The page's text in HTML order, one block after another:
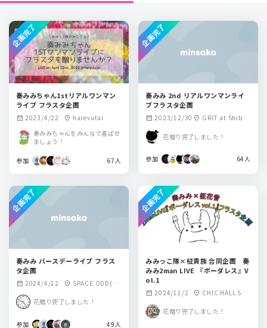
奏みみちゃん1stリアルワンマン
ライブ フラスタ企画
calendar_month 2023/4/22 location_on harevutai
奏みみちゃんをみんなで喜ばせ
ましょう！
参加 67人
企画完了
奏みみ 2nd リアルワンマンライ
ブフラスタ企画
calendar_month 2023/12/30 location_on GRIT at Shibuy
花贈り完了しました！
参加 64人
企画完了
奏みみ バースデーライブ フラス
タ企画
calendar_month 2024/4/12 location_on SPACE ODD(ス
花贈り完了しました！
参加 49人
企画完了
みみっこ隊×柾貴族 合同企画 奏
みみ2man LIVE 『ボーダレス』V
ol.1
calendar_month 2024/11/2 location_on CHIC HALL SHI
花贈り完了しました！
企画完了